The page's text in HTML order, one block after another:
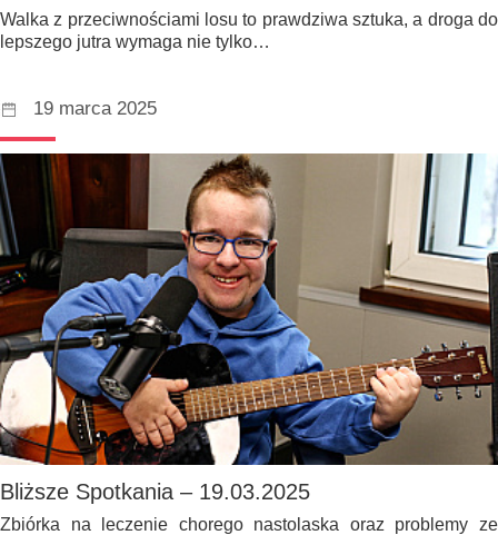
Walka z przeciwnościami losu to prawdziwa sztuka, a droga do
lepszego jutra wymaga nie tylko…
19 marca 2025
Bliższe Spotkania – 19.03.2025
Zbiórka na leczenie chorego nastolaska oraz problemy ze